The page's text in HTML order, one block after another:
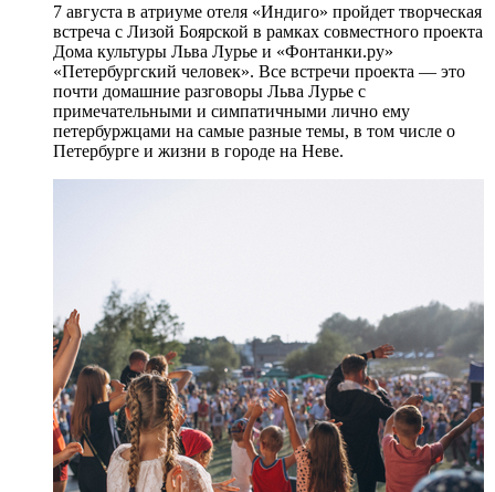
7 августа в атриуме отеля «Индиго» пройдет творческая
встреча с Лизой Боярской в рамках совместного проекта
Дома культуры Льва Лурье и «Фонтанки.ру»
«Петербургский человек». Все встречи проекта — это
почти домашние разговоры Льва Лурье с
примечательными и симпатичными лично ему
петербуржцами на самые разные темы, в том числе о
Петербурге и жизни в городе на Неве.